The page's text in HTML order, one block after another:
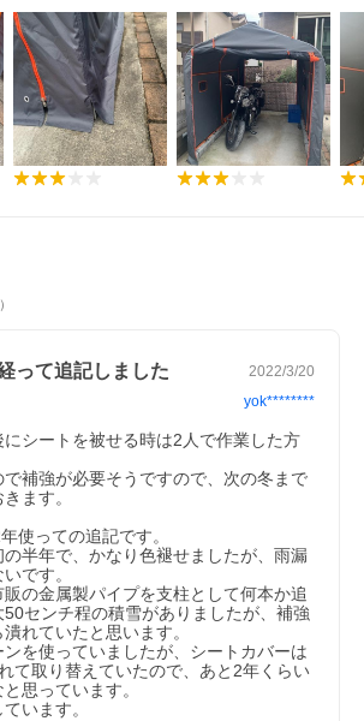
って追記しました 2022/3/20
yok********
シートを被せる時は2人で作業した方
補強が必要そうですので、次の冬まで
ます。
使っての追記です。
半年で、かなり色褪せましたが、雨漏
です。
の金属製パイプを支柱として何本か追
センチ程の積雪がありましたが、補強
れていたと思います。
ンを使っていましたが、シートカバーは
て取り替えていたので、あと2年くらい
思っています。
います。